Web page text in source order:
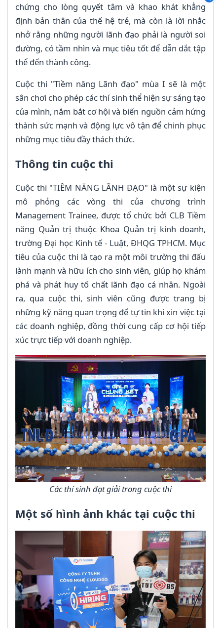
chứng cho lòng quyết tâm và khao khát khẳng
định bản thân của thế hệ trẻ, mà còn là lời nhắc
nhở rằng những người lãnh đạo phải là người soi
đường, có tầm nhìn và mục tiêu tốt để dẫn dắt tập
thể đến thành công.
Cuộc thi "Tiềm năng Lãnh đạo" mùa I sẽ là một
sân chơi cho phép các thí sinh thể hiện sự sáng tạo
của mình, nắm bắt cơ hội và biến nguồn cảm hứng
thành sức mạnh và động lực vô tận để chinh phục
những mục tiêu đầy thách thức.
Thông tin cuộc thi
Cuộc thi "TIỀM NĂNG LÃNH ĐẠO" là một sự kiện
mô phỏng các vòng thi của chương trình
Management Trainee, được tổ chức bởi CLB Tiềm
năng Quản trị thuộc Khoa Quản trị kinh doanh,
trường Đại học Kinh tế - Luật, ĐHQG TPHCM. Mục
tiêu của cuộc thi là tạo ra một môi trường thi đấu
lành mạnh và hữu ích cho sinh viên, giúp họ khám
phá và phát huy tố chất lãnh đạo cá nhân. Ngoài
ra, qua cuộc thi, sinh viên cũng được trang bị
những kỹ năng quan trọng để tự tin khi xin việc tại
các doanh nghiệp, đồng thời cung cấp cơ hội tiếp
xúc trực tiếp với doanh nghiệp.
Các thí sinh đạt giải trong cuộc thi
Một số hình ảnh khác tại cuộc thi